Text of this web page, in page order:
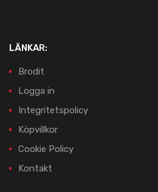
LÄNKAR:
Brodit
Logga in
Integritetspolicy
Köpvillkor
Cookie Policy
Kontakt